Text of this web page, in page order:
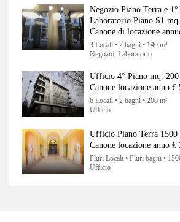
Negozio Piano Terra e
Laboratorio Piano S1
Canone di locazione
3 Locali • 2 bagni • 140 m²
Negozio, Laboratorio
Ufficio 4° Piano mq. 200
Canone locazione anno €
6 Locali • 2 bagni • 200 m²
Ufficio
Ufficio Piano Terra 1500
Canone locazione anno €
Pluri Locali • Pluri bagni •
Ufficio